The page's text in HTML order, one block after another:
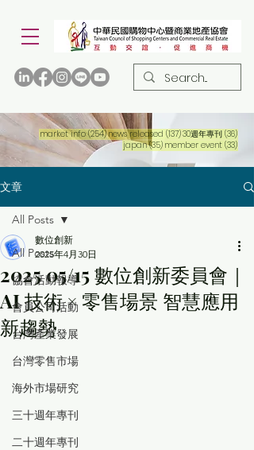
market info (254)254 篇文章
news released (137)137 篇文章
30週年專刊 (36)36 篇
japan (35)35 篇文章
member event (33)33 篇
文章
All Posts
協會活動報導
會員公司活動
台灣產業發展
台灣零售市場
海外市場研究
三十週年專刊
二十週年專刊
All Posts
2025 05/15 數位創新委員會｜
AI 技術 × 零售場景 智慧應用
新趨勢
數位創新
2025年4月30日